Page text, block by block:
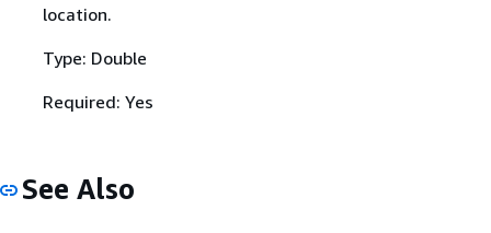
location.
Type: Double
Required: Yes
See Also